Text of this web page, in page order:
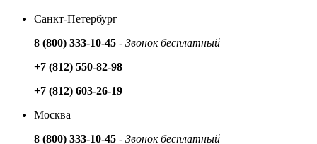
Санкт-Петербург
8 (800) 333-10-45 - Звонок бесплатный
+7 (812) 550-82-98
+7 (812) 603-26-19
Москва
8 (800) 333-10-45 - Звонок бесплатный